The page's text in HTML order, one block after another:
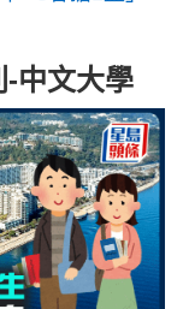
-中文大學